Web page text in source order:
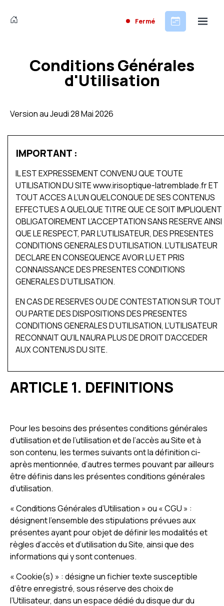
Fermé
Conditions Générales
d'Utilisation
Version au Jeudi 28 Mai 2026
IMPORTANT :
IL EST EXPRESSEMENT CONVENU QUE TOUTE
UTILISATION DU SITE www.irisoptique-latremblade.fr ET
TOUT ACCES A L’UN QUELCONQUE DE SES CONTENUS
EFFECTUES A QUELQUE TITRE QUE CE SOIT IMPLIQUENT
OBLIGATOIREMENT L’ACCEPTATION SANS RESERVE AINSI
QUE LE RESPECT, PAR L’UTILISATEUR, DES PRESENTES
CONDITIONS GENERALES D’UTILISATION. L’UTILISATEUR
DECLARE EN CONSEQUENCE AVOIR LU ET PRIS
CONNAISSANCE DES PRESENTES CONDITIONS
GENERALES D’UTILISATION.
EN CAS DE RESERVES OU DE CONTESTATION SUR TOUT
OU PARTIE DES DISPOSITIONS DES PRESENTES
CONDITIONS GENERALES D’UTILISATION, L’UTILISATEUR
RECONNAIT QU’IL N’AURA PLUS DE DROIT D’ACCEDER
AUX CONTENUS DU SITE.
ARTICLE 1. DEFINITIONS
Pour les besoins des présentes conditions générales
d’utilisation et de l’utilisation et de l’accès au Site et à
son contenu, les termes suivants ont la définition ci-
après mentionnée, d’autres termes pouvant par ailleurs
être définis dans les présentes conditions générales
d’utilisation.
« Conditions Générales d’Utilisation » ou « CGU » :
désignent l’ensemble des stipulations prévues aux
présentes ayant pour objet de définir les modalités et
règles d’accès et d’utilisation du Site, ainsi que des
informations qui y sont contenues.
« Cookie(s) » : désigne un fichier texte susceptible
d’être enregistré, sous réserve des choix de
l’Utilisateur, dans un espace dédié du disque dur du